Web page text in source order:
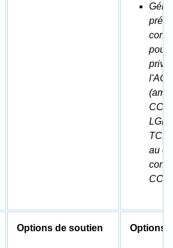
pour
TCF
au
Options de soutien Options